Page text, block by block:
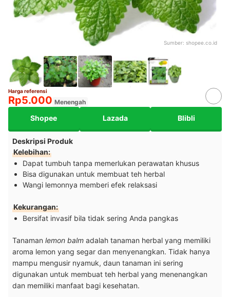
Sumber: shopee.co.id
Harga referensi
Rp5.000 Menengah
Shopee Lazada Blibli
Deskripsi Produk
Kelebihan:
Dapat tumbuh tanpa memerlukan perawatan khusus
Bisa digunakan untuk membuat teh herbal
Wangi lemonnya memberi efek relaksasi
Kekurangan:
Bersifat invasif bila tidak sering Anda pangkas
Tanaman lemon balm adalah tanaman herbal yang memiliki
aroma lemon yang segar dan menyenangkan. Tidak hanya
mampu mengusir nyamuk, daun tanaman ini sering
digunakan untuk membuat teh herbal yang menenangkan
dan memiliki manfaat bagi kesehatan.